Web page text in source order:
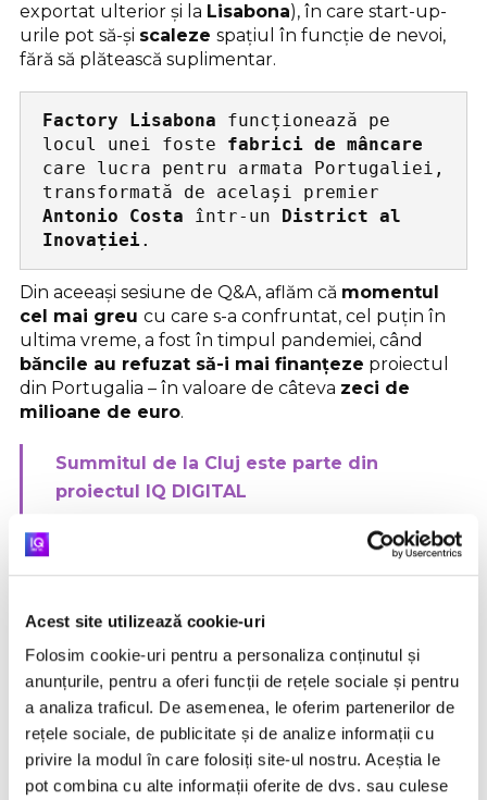
Acest site utilizează cookie-uri
Folosim cookie-uri pentru a personaliza conținutul și
anunțurile, pentru a oferi funcții de rețele sociale și pentru
a analiza traficul. De asemenea, le oferim partenerilor de
rețele sociale, de publicitate și de analize informații cu
privire la modul în care folosiți site-ul nostru. Aceștia le
pot combina cu alte informații oferite de dvs. sau culese
exportat ulterior și la Lisabona), în care start-up-
urile pot să-și scaleze spațiul în funcție de nevoi,
fără să plătească suplimentar.
Factory Lisabona funcționează pe
locul unei foste
care lucra pentru armata Portugaliei,
Antonio Costa într-un
District al
Inovației.
Din aceeași sesiune de Q&A, aflăm că momentul
cel mai greu cu care s-a confruntat, cel puțin în
ultima vreme, a fost în timpul pandemiei, când
băncile au refuzat să-i mai finanțeze proiectul
din Portugalia – în valoare de câteva zeci de
milioane de euro.
Summitul de la Cluj este parte din
proiectul
IQ DIGITAL
George – BCR
Innovation Hub in Transilvania
Motivul: real estate-ul comercialdevenise o
categorie de activeindezirabilăpentru instituțiile
de credit.